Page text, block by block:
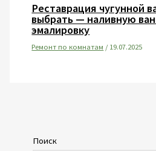
Реставрация чугунной
выбрать — наливную
эмалировку
Ремонт по комнатам /19.07.2025
Поиск